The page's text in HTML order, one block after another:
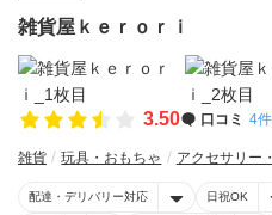
雑貨屋ｋｅｒｏｒｉ
3.50 口コミ 4件
雑貨 玩具・おもちゃ アクセサリー
配達・デリバリー対応 日祝OK